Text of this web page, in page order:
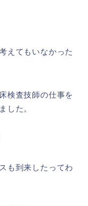
えてもいなかった
検査技師の仕事を
した。
も到来したってわ